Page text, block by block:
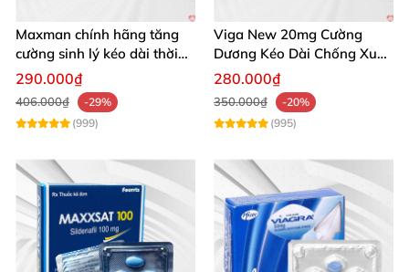
Maxman chính hãng tăng
cường sinh lý kéo dài thời
gian xuất tinh
290.000₫
406.000₫
-29%
(999)
Viga New 20mg Cường
Dương Kéo Dài Chống Xuất
Tinh Hộp 4 Viên
280.000₫
350.000₫
-20%
(995)